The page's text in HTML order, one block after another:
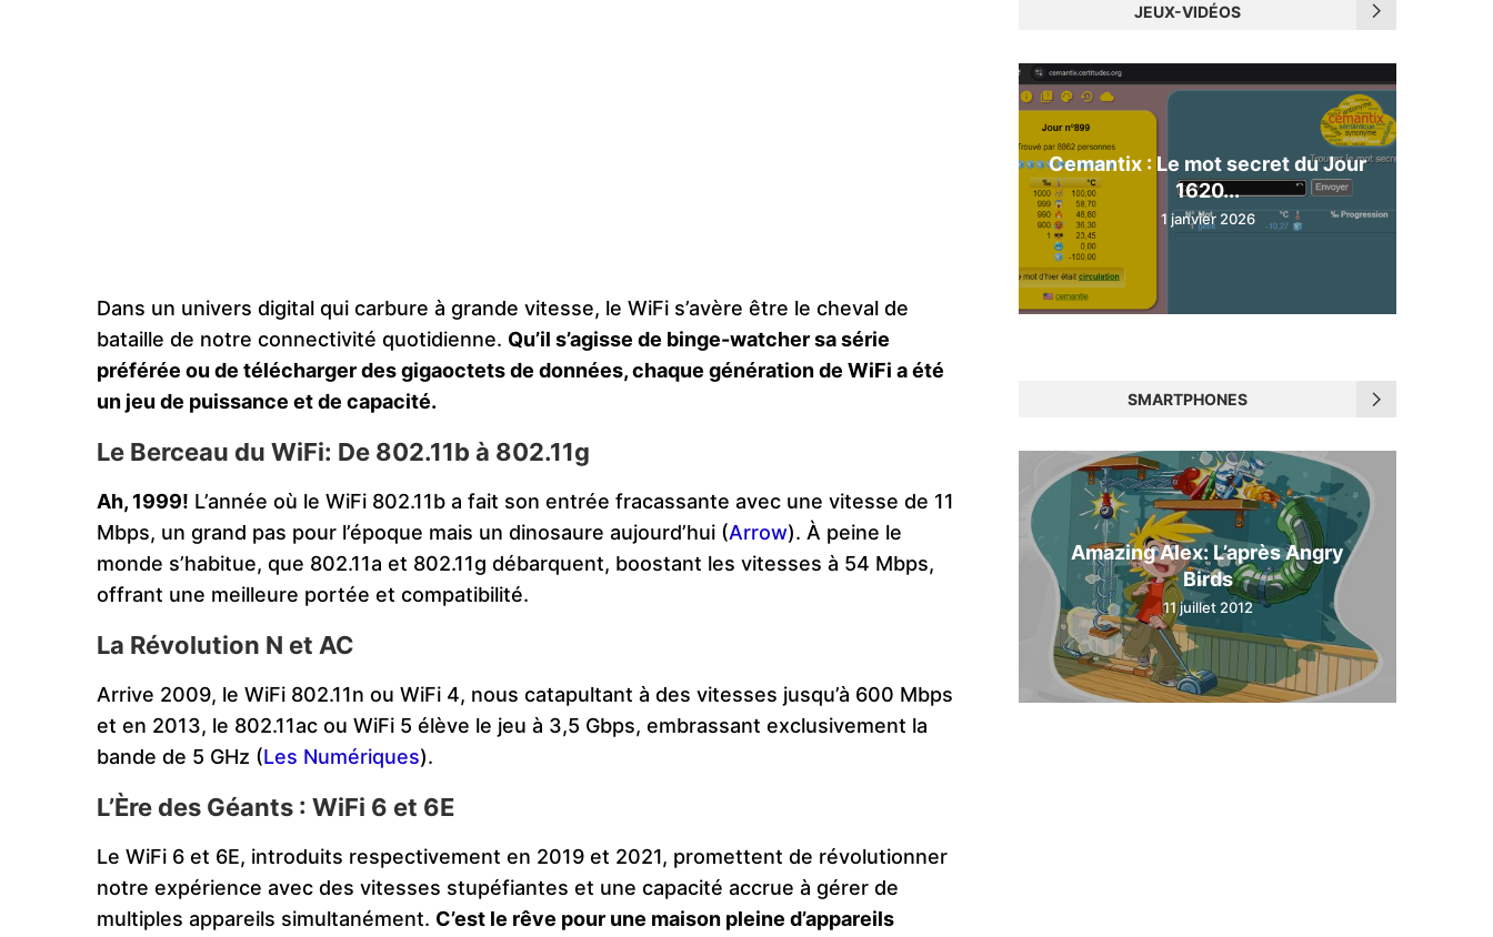
Dans un univers digital qui carbure à grande vitesse, le WiFi s’avère être le cheval de
bataille de notre connectivité quotidienne. Qu’il s’agisse de binge-watcher sa série
préférée ou de télécharger des gigaoctets de données, chaque génération de WiFi a été
un jeu de puissance et de capacité.
Le Berceau du WiFi: De 802.11b à 802.11g
Ah, 1999! L’année où le WiFi 802.11b a fait son entrée fracassante avec une vitesse de 11
Mbps, un grand pas pour l’époque mais un dinosaure aujourd’hui​ (Arrow)​. À peine le
monde s’habitue, que 802.11a et 802.11g débarquent, boostant les vitesses à 54 Mbps,
offrant une meilleure portée et compatibilité.
La Révolution N et AC
Arrive 2009, le WiFi 802.11n ou WiFi 4, nous catapultant à des vitesses jusqu’à 600 Mbps
et en 2013, le 802.11ac ou WiFi 5 élève le jeu à 3,5 Gbps, embrassant exclusivement la
bande de 5 GHz​ (Les Numériques)​.
L’Ère des Géants : WiFi 6 et 6E
Le WiFi 6 et 6E, introduits respectivement en 2019 et 2021, promettent de révolutionner
notre expérience avec des vitesses stupéfiantes et une capacité accrue à gérer de
multiples appareils simultanément. C’est le rêve pour une maison pleine d’appareils
JEUX-VIDÉOS
Cemantix : Le mot secret du Jour
1620...
1 janvier 2026
SMARTPHONES
Amazing Alex: L’après Angry
Birds
11 juillet 2012